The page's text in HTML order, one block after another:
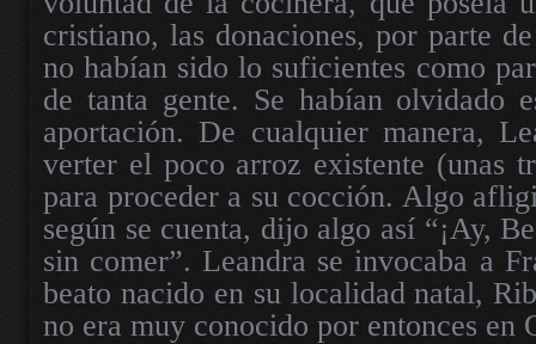
cristiano, las donaciones, por parte
no habían sido lo suficientes como
de tanta gente. Se habían olvidado
aportación. De cualquier manera,
verter el poco arroz existente (unas
para proceder a su cocción. Algo
según se cuenta, dijo algo así “¡Ay,
sin comer”. Leandra se invocaba a
beato nacido en su localidad natal,
no era muy conocido por entonces en